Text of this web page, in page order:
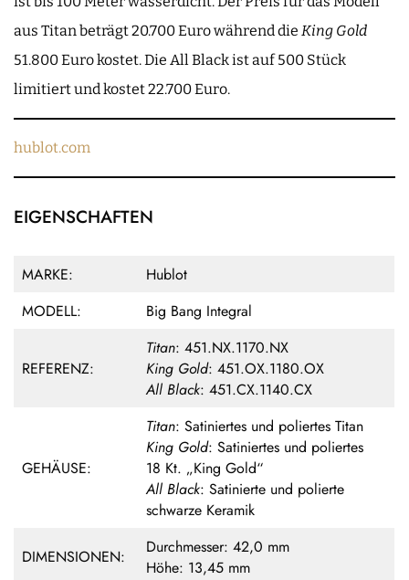
aus Titan beträgt 20.700 Euro während die King Gold
51.800 Euro kostet. Die All Black ist auf 500 Stück
limitiert und kostet 22.700 Euro.
hublot.com
EIGENSCHAFTEN
MARKE:
Hublot
MODELL:
Big Bang Integral
REFERENZ:
Titan: 451.NX.1170.NX
King Gold: 451.OX.1180.OX
All Black: 451.CX.1140.CX
GEHÄUSE:
Titan: Satiniertes und poliertes Titan
King Gold: Satiniertes und poliertes
18 Kt. „King Gold“
All Black: Satinierte und polierte
schwarze Keramik
DIMENSIONEN:
Durchmesser: 42,0 mm
Höhe: 13,45 mm